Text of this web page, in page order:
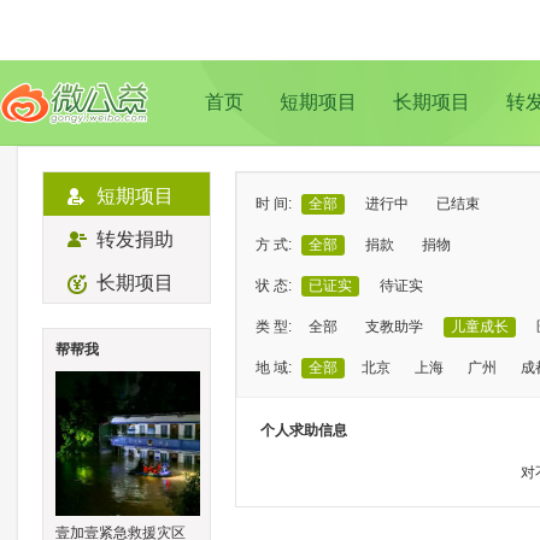
首页 短期项目 长期项目 转
短期项目
转发捐助
长期项目
帮帮我
壹加壹紧急救援灾区
时 间: 全部 进行中 已结束
方 式: 全部 捐款 捐物
状 态: 已证实 待证实
类 型: 全部 支教助学 儿童成长
地 域: 全部 北京 上海 广州 成
个人求助信息
对